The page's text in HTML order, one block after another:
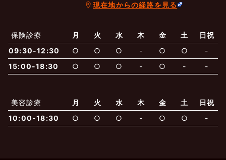
当院からのお知らせ
最新医療トピックス
はじめての方へ
医師の紹介
保険での診療
内科 皮膚科
よくあるご質問
一般診療 美容診療
電話でのお問いあわせ
現在地からの経路を見る
保険診療 月 火 水 木 金 土
日祝
09:30-12:30
○ ○ ○ - ○ ○
-
15:00-18:30
○ ○ ○ - ○ - -
美容診療 月 火 水 木 金 土
日祝
10:00-18:30
○ ○ ○ - ○ ○ -